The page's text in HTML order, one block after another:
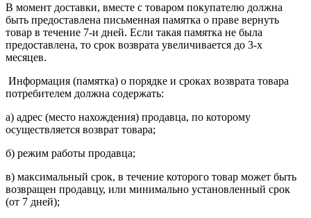
В момент доставки, вместе с товаром покупателю должна
быть предоставлена письменная памятка о праве вернуть
товар в течение 7-и дней. Если такая памятка не была
предоставлена, то срок возврата увеличивается до 3-х
месяцев.
Информация (памятка) о порядке и сроках возврата товара
потребителем должна содержать:
а) адрес (место нахождения) продавца, по которому
осуществляется возврат товара;
б) режим работы продавца;
в) максимальный срок, в течение которого товар может быть
возвращен продавцу, или минимально установленный срок
(от 7 дней);